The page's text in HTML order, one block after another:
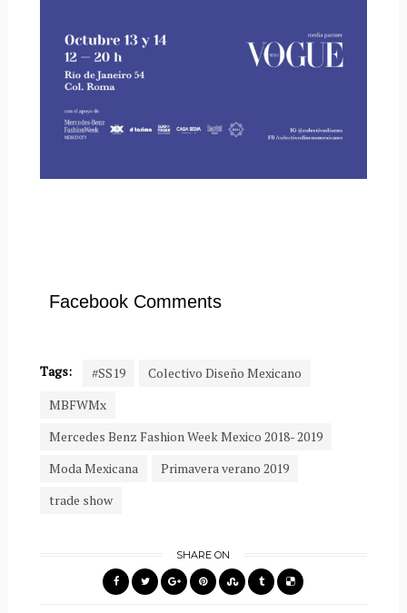
Facebook Comments
Tags: #SS19
Colectivo Diseño Mexicano
MBFWMx
Mercedes Benz Fashion Week Mexico 2018- 2019
Moda Mexicana
Primavera verano 2019
trade show
SHARE ON